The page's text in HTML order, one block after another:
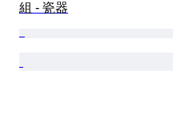
組 - 瓷器